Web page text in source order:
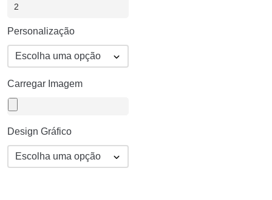
Personalização
Carregar Imagem
Design Gráfico